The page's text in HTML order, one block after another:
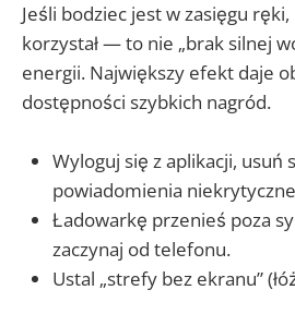
Jeśli bodziec jest w zasięgu
korzystał — to nie „brak silnej
energii. Największy efekt daje
dostępności szybkich nagród.
Wyloguj się z aplikacji, usuń
powiadomienia
Ładowarkę przenieś poza
zaczynaj od telefonu.
Ustal „strefy bez ekranu”